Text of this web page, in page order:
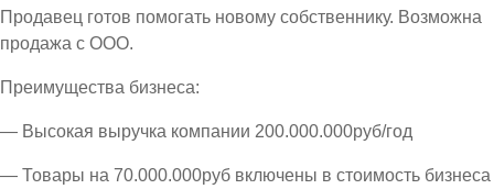
Продавец готов помогать новому собственнику. Возможна
продажа с ООО.
Преимущества бизнеса:
— Высокая выручка компании 200.000.000руб/год
— Товары на 70.000.000руб включены в стоимость бизнеса